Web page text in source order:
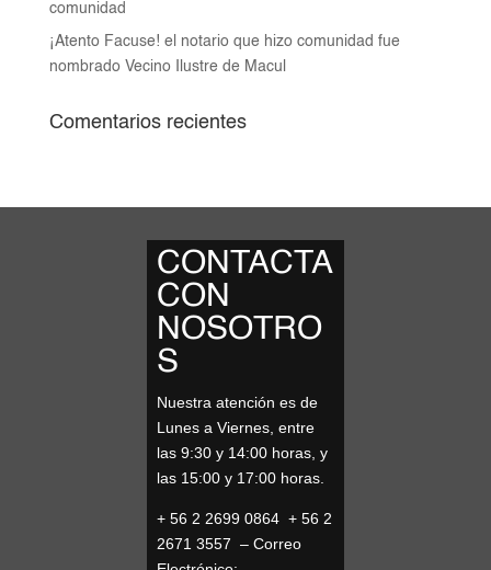
comunidad
¡Atento Facuse! el notario que hizo comunidad fue
nombrado Vecino Ilustre de Macul
Comentarios recientes
CONTACTA
CON
NOSOTRO
S
Nuestra atención es de
Lunes a Viernes, entre
las 9:30 y 14:00 horas, y
las 15:00 y 17:00 horas.
+ 56 2 2699 0864 + 56 2
2671 3557 – Correo